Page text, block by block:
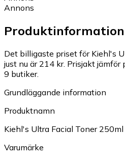
Annons
Produktinformation
Det billigaste priset för Kiehl's
just nu är 214 kr. Prisjakt jämför
9 butiker.
Grundläggande information
Produktnamn
Kiehl's Ultra Facial Toner 250ml
Varumärke